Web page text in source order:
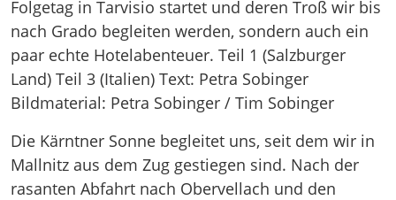
Die Kärntner Sonne begleitet uns, seit dem wir in
Mallnitz aus dem Zug gestiegen sind. Nach der
rasanten Abfahrt nach Obervellach und den